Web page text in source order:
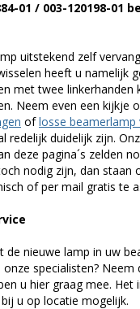
01 / 003-120198-01
uitstekend zelf
heeft u namelijk
met twee linkerhanden
Neem even een kijkje
oflosse beamerlamp
redelijk duidelijk zijn.
deze pagina´s zelden
nodig zijn, dan staan
of per mail gratis te
de nieuwe lamp in uw
specialisten? Neem
u hier graag mee. Het
u op locatie mogelijk.